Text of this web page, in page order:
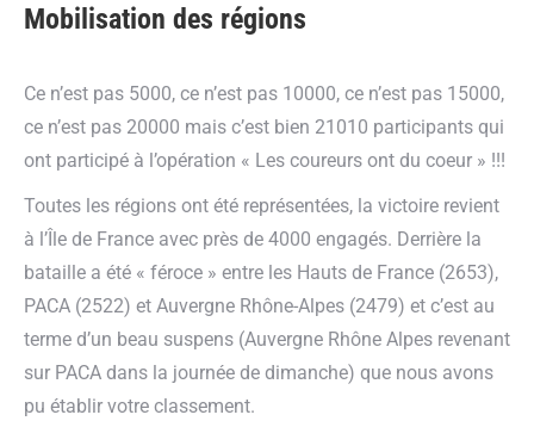
Mobilisation des régions
Ce n’est pas 5000, ce n’est pas 10000, ce n’est pas 15000,
ce n’est pas 20000 mais c’est bien 21010 participants qui
ont participé à l’opération « Les coureurs ont du coeur » !!!
Toutes les régions ont été représentées, la victoire revient
à l’Île de France avec près de 4000 engagés. Derrière la
bataille a été « féroce » entre les Hauts de France (2653),
PACA (2522) et Auvergne Rhône-Alpes (2479) et c’est au
terme d’un beau suspens (Auvergne Rhône Alpes revenant
sur PACA dans la journée de dimanche) que nous avons
pu établir votre classement.